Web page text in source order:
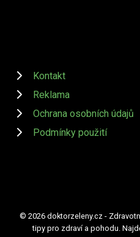
Kontakt
Reklama
Ochrana osobních údajů
Podmínky použití
© 2026 doktorzeleny.cz -
tipy pro zdraví a pohodu.